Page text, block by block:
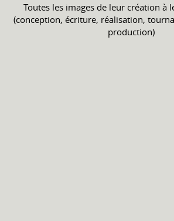
Toutes les images de leur création à
(conception, écriture, réalisation,
production)